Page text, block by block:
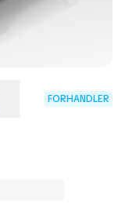
FORHANDLER